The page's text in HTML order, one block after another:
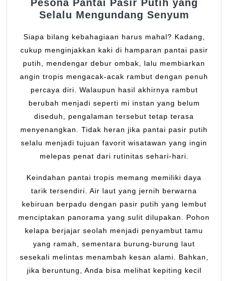
Tropis
yang
Memikat
Pesona Pantai Pasir Putih yang
Selalu Mengundang Senyum
Siapa bilang kebahagiaan harus mahal? Kadang,
cukup menginjakkan kaki di hamparan pantai pasir
putih, mendengar debur ombak, lalu membiarkan
angin tropis mengacak-acak rambut dengan penuh
percaya diri. Walaupun hasil akhirnya rambut
berubah menjadi seperti mi instan yang belum
diseduh, pengalaman tersebut tetap terasa
menyenangkan. Tidak heran jika pantai pasir putih
selalu menjadi tujuan favorit wisatawan yang ingin
melepas penat dari rutinitas sehari-hari.
Keindahan pantai tropis memang memiliki daya
tarik tersendiri. Air laut yang jernih berwarna
kebiruan berpadu dengan pasir putih yang lembut
menciptakan panorama yang sulit dilupakan. Pohon
kelapa berjajar seolah menjadi penyambut tamu
yang ramah, sementara burung-burung laut
sesekali melintas menambah kesan alami. Bahkan,
jika beruntung, Anda bisa melihat kepiting kecil